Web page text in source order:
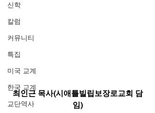
신학
칼럼
커뮤니티
특집
미국 교계
한국 교계
교단역사
최인근 목사(시애틀빌립보장로교회 담
임)